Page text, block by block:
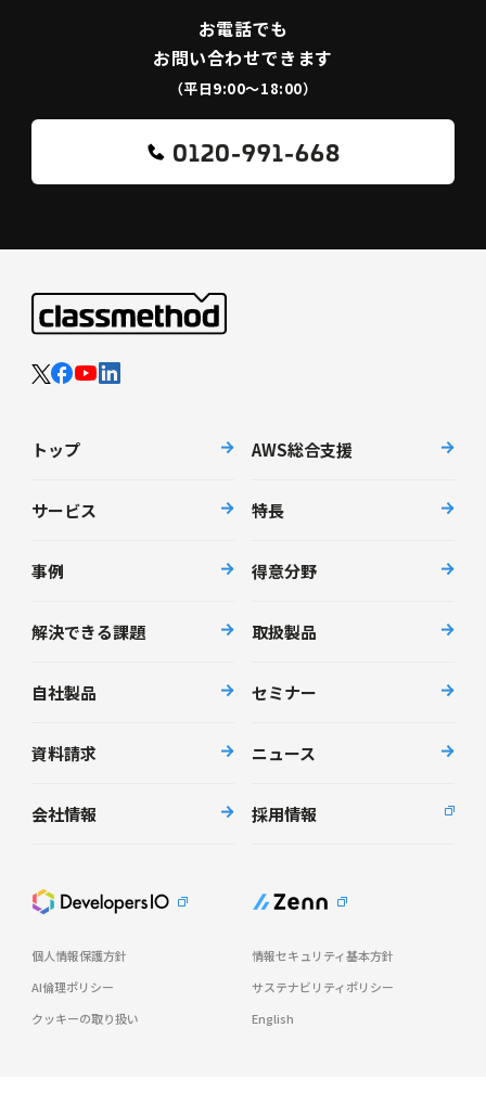
お電話でも
お問い合わせできます
（平日9:00〜18:00）
0120-991-668
トップ AWS総合支援
サービス 特長
事例 得意分野
解決できる課題 取扱製品
自社製品 セミナー
資料請求 ニュース
会社情報 採用情報
個人情報保護方針
情報セキュリティ基本方針
AI倫理ポリシー
サステナビリティポリシー
クッキーの取り扱い
English